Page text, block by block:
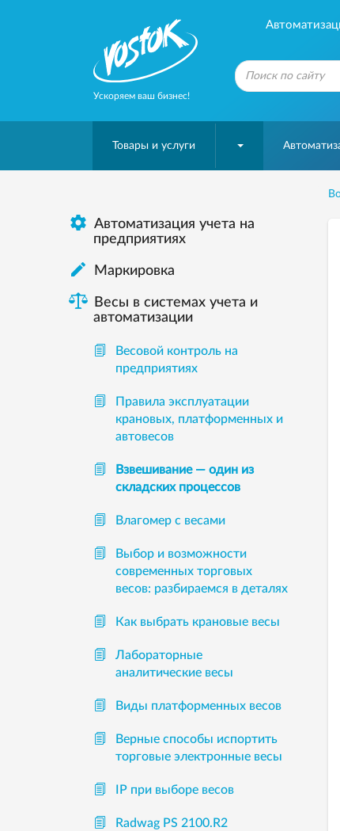
Ускоряем ваш бизнес!
Товары и услуги
 Автоматизация учета на
предприятиях
 Маркировка
Весы в системах учета и
автоматизации
Весовой контроль на
предприятиях
Правила эксплуатации
крановых, платформенных и
автовесов
Взвешивание — один из
складских процессов
Влагомер с весами
Выбор и возможности
современных торговых
весов: разбираемся в деталях
Как выбрать крановые весы
Лабораторные
аналитические весы
Виды платформенных весов
Верные способы испортить
торговые электронные весы
IP при выборе весов
Radwag PS 2100.R2